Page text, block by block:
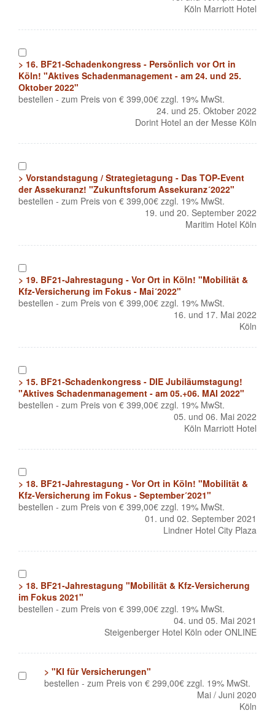
Köln Marriott Hotel
> 16. BF21-Schadenkongress - Persönlich vor Ort in
Köln! "Aktives Schadenmanagement - am 24. und 25.
Oktober 2022"
bestellen - zum Preis von € 399,00€ zzgl. 19% MwSt.
24. und 25. Oktober 2022
Dorint Hotel an der Messe Köln
> Vorstandstagung / Strategietagung - Das TOP-Event
der Assekuranz! "Zukunftsforum Assekuranz´2022"
bestellen - zum Preis von € 399,00€ zzgl. 19% MwSt.
19. und 20. September 2022
Maritim Hotel Köln
> 19. BF21-Jahrestagung - Vor Ort in Köln! "Mobilität &
Kfz-Versicherung im Fokus - Mai´2022"
bestellen - zum Preis von € 399,00€ zzgl. 19% MwSt.
16. und 17. Mai 2022
Köln
> 15. BF21-Schadenkongress - DIE Jubiläumstagung!
"Aktives Schadenmanagement - am 05.+06. MAI 2022"
bestellen - zum Preis von € 399,00€ zzgl. 19% MwSt.
05. und 06. Mai 2022
Köln Marriott Hotel
> 18. BF21-Jahrestagung - Vor Ort in Köln! "Mobilität &
Kfz-Versicherung im Fokus - September´2021"
bestellen - zum Preis von € 399,00€ zzgl. 19% MwSt.
01. und 02. September 2021
Lindner Hotel City Plaza
> 18. BF21-Jahrestagung "Mobilität & Kfz-Versicherung
im Fokus 2021"
bestellen - zum Preis von € 399,00€ zzgl. 19% MwSt.
04. und 05. Mai 2021
Steigenberger Hotel Köln oder ONLINE
> "KI für Versicherungen"
bestellen - zum Preis von € 299,00€ zzgl. 19% MwSt.
Mai / Juni 2020
Köln